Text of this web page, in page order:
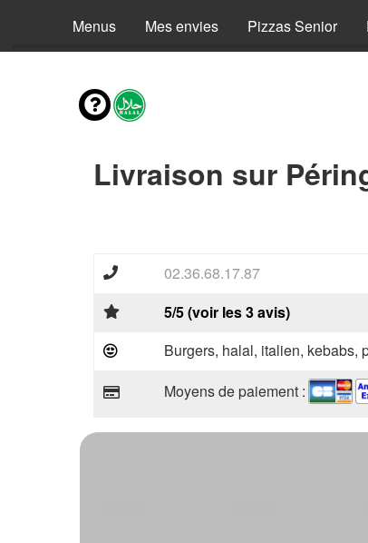
Menus Mes envies Pizzas Senior
Livraison sur
02.36.68.17.87
5/5 (voir les 3 avis)
Burgers, halal, italien, kebabs,
Moyens de paiement :